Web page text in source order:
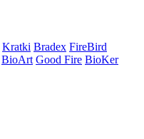
Kratki Bradex FireBird
BioArt Good Fire BioKer